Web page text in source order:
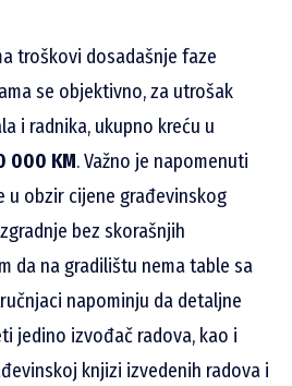
troškovi dosadašnje faze
se objektivno, za utrošak
i radnika, ukupno kreću u
000 KM. Važno je napomenuti
u obzir cijene građevinskog
bez skorašnjih
da na gradilištu nema table sa
napominju da detaljne
jedino izvođač radova, kao i
knjizi izvedenih radova i